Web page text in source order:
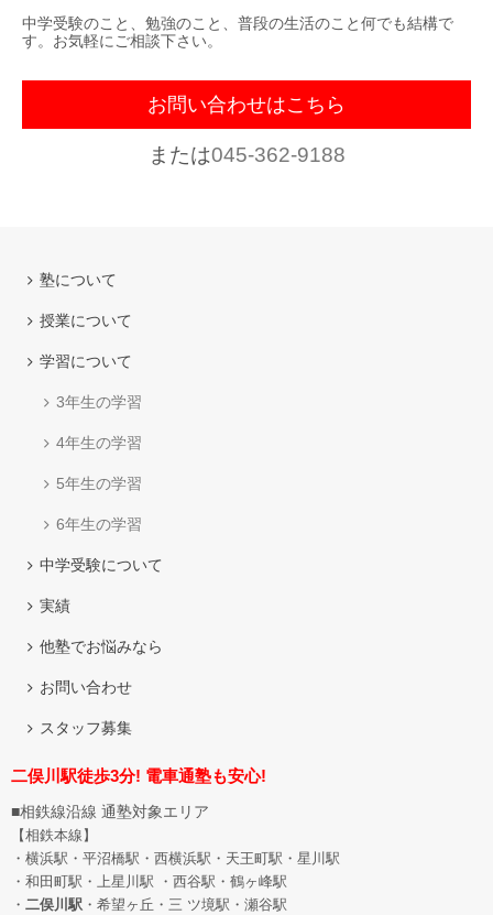
中学受験のこと、勉強のこと、普段の生活のこと何でも結構で
す。お気軽にご相談下さい。
お問い合わせはこちら
または045-362-9188
塾について
授業について
学習について
3年生の学習
4年生の学習
5年生の学習
6年生の学習
中学受験について
実績
他塾でお悩みなら
お問い合わせ
スタッフ募集
二俣川駅徒歩3分! 電車通塾も安心!
■相鉄線沿線 通塾対象エリア
【相鉄本線】
・横浜駅・平沼橋駅・西横浜駅・天王町駅・星川駅
・和田町駅 ・上星川駅 ・西谷駅・鶴ヶ峰駅
・ 二俣川駅 ・希望ヶ丘 ・三 ツ境駅・瀬谷駅